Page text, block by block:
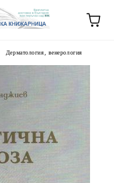
Дерматология, венерология